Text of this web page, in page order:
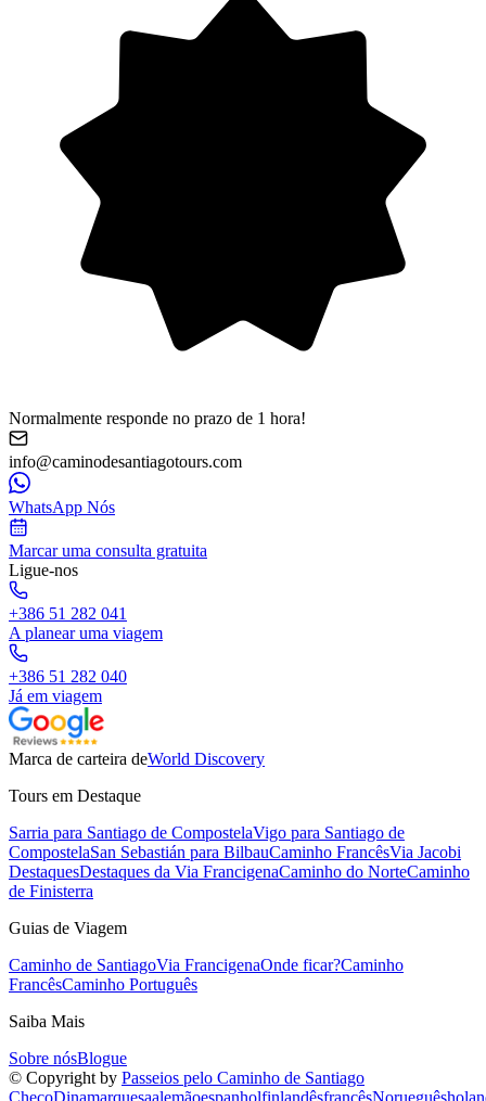
Normalmente responde no prazo de 1 hora!
info@caminodesantiagotours.com
WhatsApp Nós
Marcar uma consulta gratuita
Ligue-nos
+386 51 282 041
A planear uma viagem
+386 51 282 040
Já em viagem
Marca de carteira deWorld Discovery
Tours em Destaque
Sarria para Santiago de CompostelaVigo para Santiago de
CompostelaSan Sebastián para BilbauCaminho FrancêsVia Jacobi
DestaquesDestaques da Via FrancigenaCaminho do NorteCaminho
de Finisterra
Guias de Viagem
Caminho de SantiagoVia FrancigenaOnde ficar?Caminho
FrancêsCaminho Português
Saiba Mais
Sobre nósBlogue
© Copyright by Passeios pelo Caminho de Santiago
ChecoDinamarquesaalemãoespanholfinlandêsfrancêsNorueguês